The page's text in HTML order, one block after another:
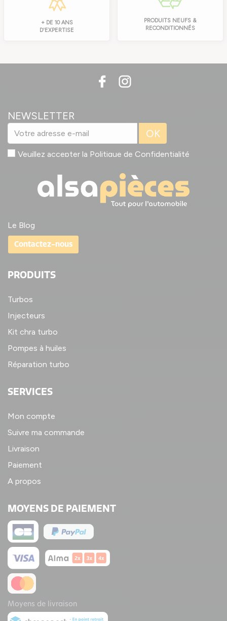
+ DE 10 ANS
D'EXPERTISE
PRODUITS NEUFS &
RECONDITIONNÉS
NEWSLETTER
OK
Veuillez accepter la Politique de Confidentialité
Le Blog
Contactez-nous
PRODUITS
Turbos
Injecteurs
Kit chra turbo
Pompes à huiles
Réparation turbo
SERVICES
Mon compte
Suivre ma commande
Livraison
Paiement
A propos
MOYENS DE PAIEMENT
Moyens de livraison